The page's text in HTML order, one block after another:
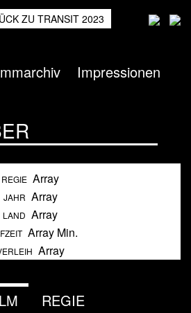
ZU TRANSIT 2023
Impressionen
REGIE Array
JAHR Array
LAND Array
Array Min.
Array
REGIE